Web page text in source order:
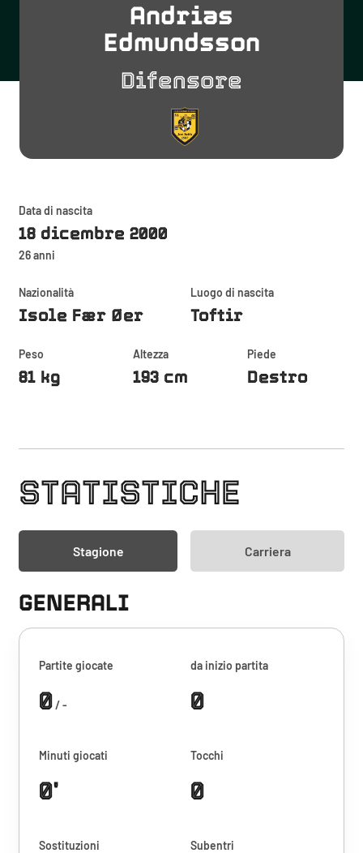
Andrias
Edmundsson
Difensore
Data di nascita
18 dicembre 2000
26 anni
Nazionalità
Isole Fær Øer
Luogo di nascita
Toftir
Peso
81 kg
Altezza
193 cm
Piede
Destro
STATISTICHE
Stagione Carriera
GENERALI
Partite giocate
0/ -
da inizio partita
0
Minuti giocati
0'
Tocchi
0
Sostituzioni Subentri